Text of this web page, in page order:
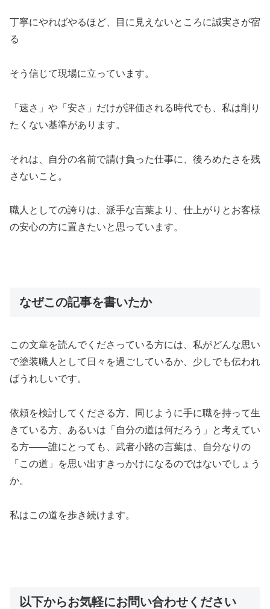
丁寧にやればやるほど、目に見えないところに誠実さが宿
る
そう信じて現場に立っています。
「速さ」や「安さ」だけが評価される時代でも、私は削り
たくない基準があります。
それは、自分の名前で請け負った仕事に、後ろめたさを残
さないこと。
職人としての誇りは、派手な言葉より、仕上がりとお客様
の安心の方に置きたいと思っています。
なぜこの記事を書いたか
この文章を読んでくださっている方には、私がどんな思い
で塗装職人として日々を過ごしているか、少しでも伝われ
ばうれしいです。
依頼を検討してくださる方、同じように手に職を持って生
きている方、あるいは「自分の道は何だろう」と考えてい
る方——誰にとっても、武者小路の言葉は、自分なりの
「この道」を思い出すきっかけになるのではないでしょう
か。
私はこの道を歩き続けます。
以下からお気軽にお問い合わせください